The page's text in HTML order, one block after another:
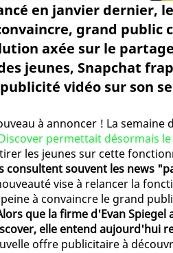
en janvier dernier,
grand public
axée sur le
jeunes, Snapchat
vidéo sur son
à annoncer ! La semaine
permettait désormais
les jeunes sur cette
consultent souvent les news
vise à relancer la
à convaincre le grand
que la firme d'Evan
elle entend aujourd'hui
offre publicitaire à